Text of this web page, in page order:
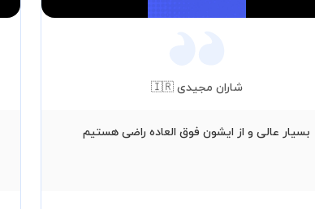
شاران مجیدی 🇮🇷
بسیار عالی و از ایشون فوق العاده راضی هستیم